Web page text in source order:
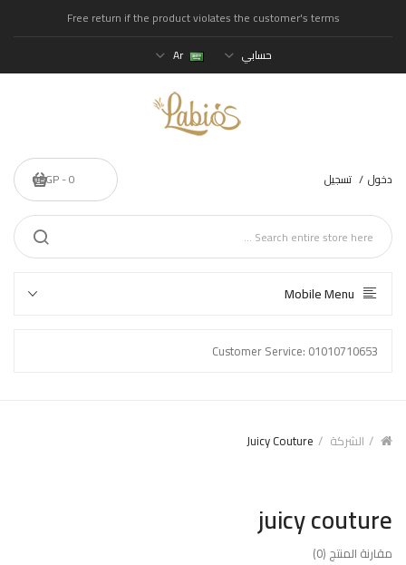
Free return if the product violates the customer's terms
حسابي
Ar
دخول تسجيل 0 - 0EGP
Mobile Menu
Customer Service: 01010710653
الشركة Juicy Couture
juicy couture
مقارنة المنتج (0)